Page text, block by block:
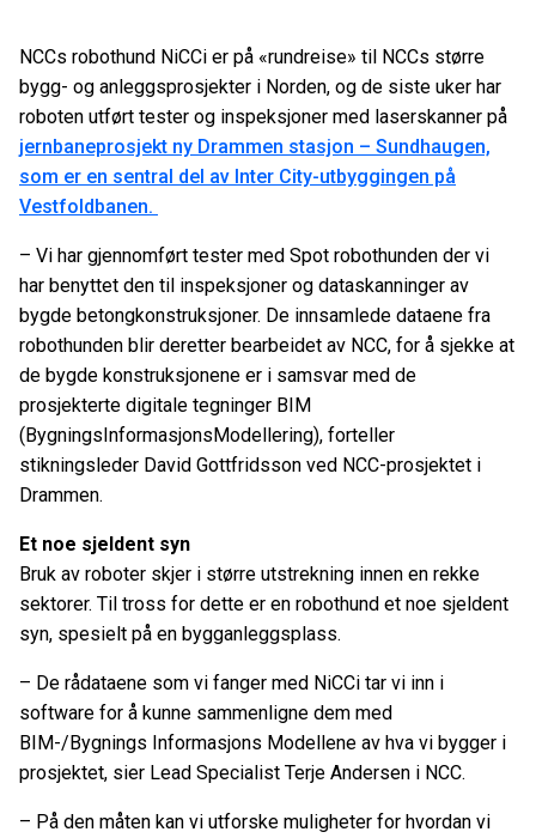
NCCs robothund NiCCi er på «rundreise» til NCCs større
bygg- og anleggsprosjekter i Norden, og de siste uker har
roboten utført tester og inspeksjoner med laserskanner på
jernbaneprosjekt ny Drammen stasjon – Sundhaugen,
som er en sentral del av Inter City-utbyggingen på
Vestfoldbanen.
– Vi har gjennomført tester med Spot robothunden der vi
har benyttet den til inspeksjoner og dataskanninger av
bygde betongkonstruksjoner. De innsamlede dataene fra
robothunden blir deretter bearbeidet av NCC, for å sjekke at
de bygde konstruksjonene er i samsvar med de
prosjekterte digitale tegninger BIM
(BygningsInformasjonsModellering), forteller
stikningsleder David Gottfridsson ved NCC-prosjektet i
Drammen.
Et noe sjeldent syn
Bruk av roboter skjer i større utstrekning innen en rekke
sektorer. Til tross for dette er en robothund et noe sjeldent
syn, spesielt på en bygganleggsplass.
– De rådataene som vi fanger med NiCCi tar vi inn i
software for å kunne sammenligne dem med
BIM-/Bygnings Informasjons Modellene av hva vi bygger i
prosjektet, sier Lead Specialist Terje Andersen i NCC.
– På den måten kan vi utforske muligheter for hvordan vi